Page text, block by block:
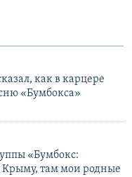
как в карцере
«Бумбокса»
«Бумбокс:
там мои родные